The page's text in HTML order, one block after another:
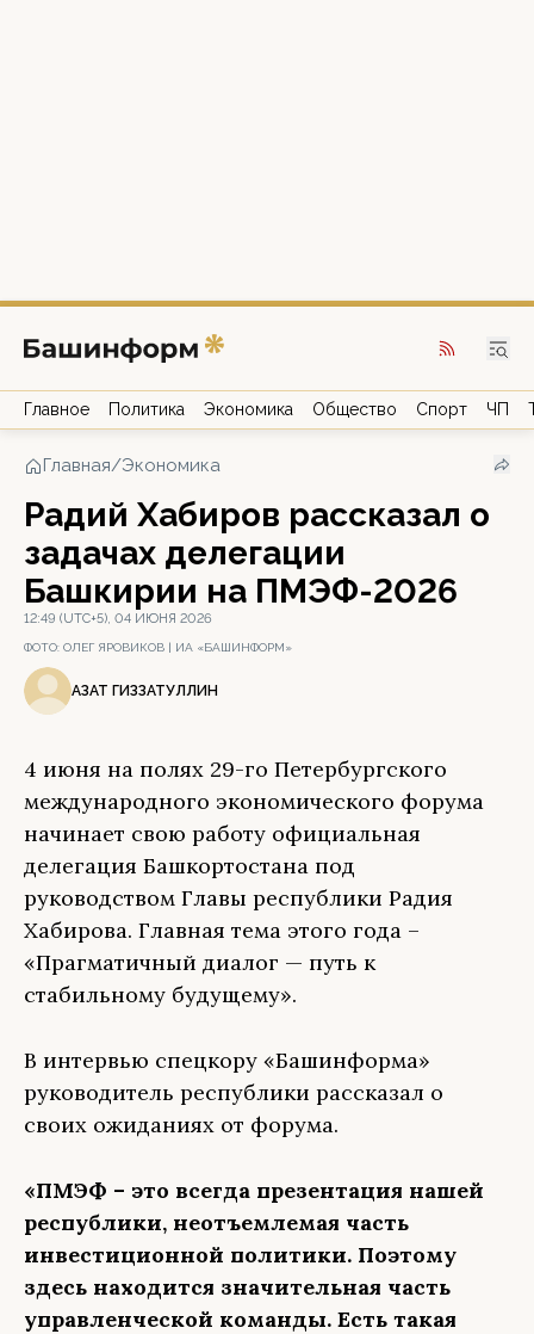
Главное Политика Экономика Общество Спорт ЧП
Главная/Экономика
Радий Хабиров рассказал о
задачах делегации
Башкирии на ПМЭФ-2026
12:49 (UTC+5), 04 ИЮНЯ 2026
ФОТО: ОЛЕГ ЯРОВИКОВ | ИА «БАШИНФОРМ»
АЗАТ ГИЗЗАТУЛЛИН
4 июня на полях 29-го Петербургского
международного экономического форума
начинает свою работу официальная
делегация Башкортостана под
руководством Главы республики Радия
Хабирова. Главная тема этого года –
«Прагматичный диалог — путь к
стабильному будущему».
В интервью спецкору «Башинформа»
руководитель республики рассказал о
своих ожиданиях от форума.
«ПМЭФ – это всегда презентация нашей
республики, неотъемлемая часть
инвестиционной политики. Поэтому
здесь находится значительная часть
управленческой команды. Есть такая